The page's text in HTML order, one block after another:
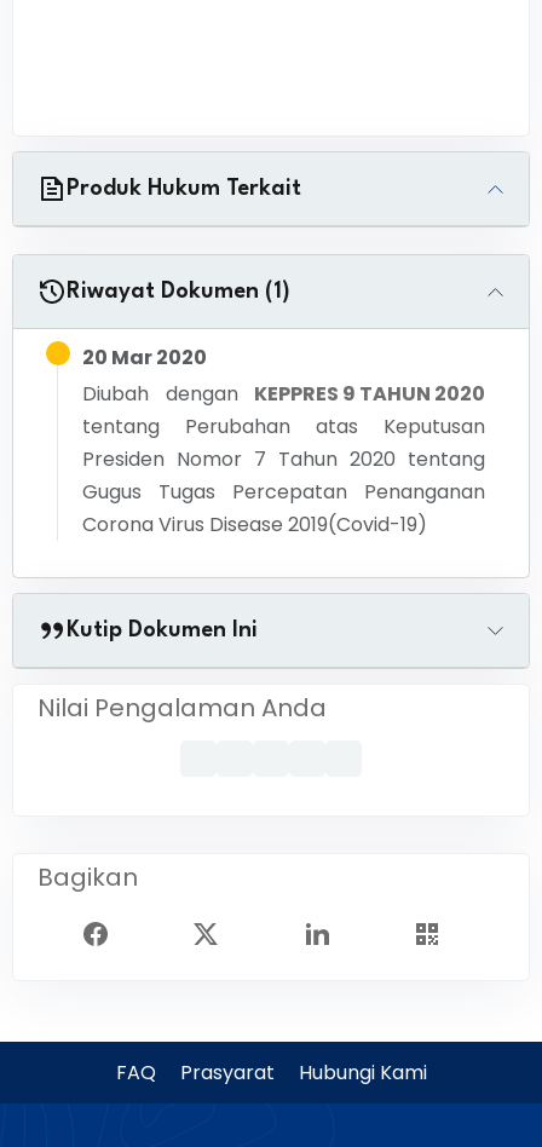
Produk Hukum Terkait
Riwayat Dokumen (1)
20 Mar 2020
Diubah dengan
KEPPRES 9 TAHUN 2020
tentang Perubahan atas Keputusan
Presiden Nomor 7 Tahun 2020 tentang
Gugus Tugas Percepatan Penanganan
Corona Virus Disease 2019(Covid-19)
Kutip Dokumen Ini
Nilai Pengalaman Anda
Bagikan
FAQ Prasyarat Hubungi Kami